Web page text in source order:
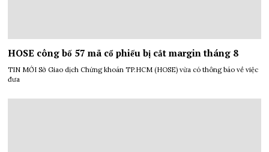
HOSE công bố 57 mã cổ phiếu bị cắt margin tháng 8
TIN MỚI Sở Giao dịch Chứng khoán TP.HCM (HOSE) vừa có thông báo về việc
đưa